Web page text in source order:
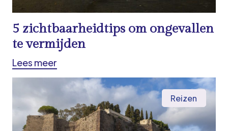
5 zichtbaarheidtips om ongevallen
te vermijden
Lees meer
Reizen